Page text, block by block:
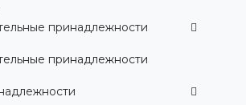
принадлежности
принадлежности